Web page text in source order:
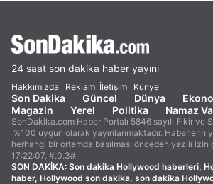
24 saat son dakika haber yayını
Hakkımızda Reklam İletişim Künye
Son Dakika Güncel Dünya
Magazin
Yerel Politika Namaz
SonDakika.com Haber Portalı 5846 sayılı Fikir ve
%100 uygun olarak yayınlanmaktadır. Haberlerin
herhangi bir ortamda basılması önceden yazılı
17:22:07. #.0.3#
SON DAKİKA: Son dakika Hollywood haberleri,
haber, Hollywood son dakika, son dakika